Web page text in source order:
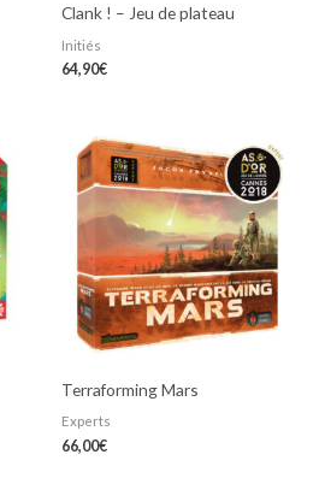
Clank ! – Jeu de plateau
Initiés
64,90€
Terraforming Mars
Experts
66,00€